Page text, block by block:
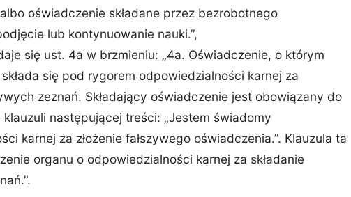
oświadczenie składane przez bezrobotnego
lub kontynuowanie nauki.”,
się ust. 4a w brzmieniu: „4a. Oświadczenie, o którym
się pod rygorem odpowiedzialności karnej za
zeznań. Składający oświadczenie jest obowiązany do
następującej treści: „Jestem świadomy
karnej za złożenie fałszywego oświadczenia.”. Klauzula ta
organu o odpowiedzialności karnej za składanie